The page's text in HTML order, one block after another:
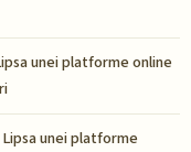
unei platforme online
Lipsa unei platforme